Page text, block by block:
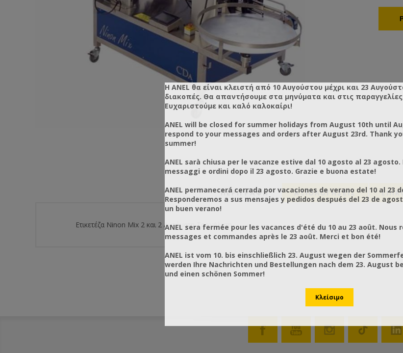
ΠΕΡΙΓΡΑΦΗ ΑΞΙΟΛΟΓΉΣΕΙΣ
Ετικετέζα Ninon Mix 2 και 2 Αυτόματη Τροχήλατη.
Η ANEL θα είναι κλειστή από 10 Αυγούστου μέχρι και 23
διακοπές. Θα απαντήσουμε στα μηνύματα και στις παραγγελίες
Ευχαριστούμε και καλό καλοκαίρι!
ANEL will be closed for summer holidays from August 10th until
respond to your messages and orders after August 23rd. Thank
summer!
ANEL sarà chiusa per le vacanze estive dal 10 agosto al 23
messaggi e ordini dopo il 23 agosto. Grazie e buona estate!
ANEL permanecerá cerrada por vacaciones de verano del 10 al 23
Responderemos a sus mensajes y pedidos después del 23 de
un buen verano!
ANEL sera fermée pour les vacances d'été du 10 au 23 août. Nous
messages et commandes après le 23 août. Merci et bon été!
ANEL ist vom 10. bis einschließlich 23. August wegen der
werden Ihre Nachrichten und Bestellungen nach dem 23. August
und einen schönen Sommer!